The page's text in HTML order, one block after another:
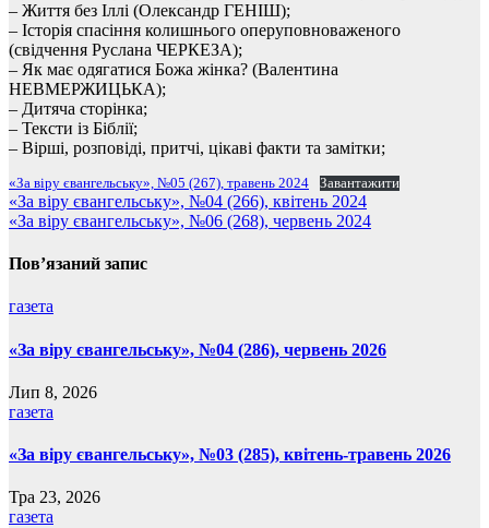
– Життя без Іллі (Олександр ГЕНІШ);
– Історія спасіння колишнього оперуповноваженого
(свідчення Руслана ЧЕРКЕЗА);
– Як має одягатися Божа жінка? (Валентина
НЕВМЕРЖИЦЬКА);
– Дитяча сторінка;
– Тексти із Біблії;
– Вірші, розповіді, притчі, цікаві факти та замітки;
«За віру євангельську», №05 (267), травень 2024 Завантажити
Навігація
записів
«За віру євангельську», №04 (266), квітень 2024
«За віру євангельську», №06 (268), червень 2024
Пов’язаний запис
газета
«За віру євангельську», №04 (286), червень 2026
Лип 8, 2026
газета
«За віру євангельську», №03 (285), квітень-травень 2026
Тра 23, 2026
газета